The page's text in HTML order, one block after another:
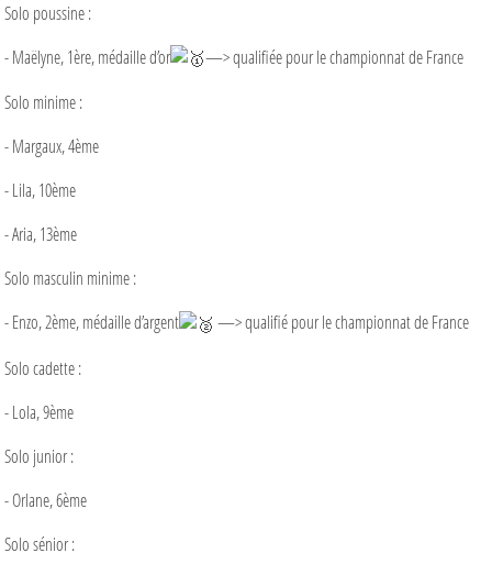
Solo poussine :
- Maëlyne, 1ère, médaille d’or
—> qualifiée pour le championnat de France
Solo minime :
- Margaux, 4ème
- Lila, 10ème
- Aria, 13ème
Solo masculin minime :
- Enzo, 2ème, médaille d’argent
—> qualifié pour le championnat de France
Solo cadette :
- Lola, 9ème
Solo junior :
- Orlane, 6ème
Solo sénior :